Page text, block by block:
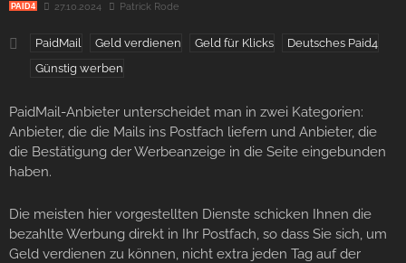
PAID4 27.10.2024 Patrick Rode
PaidMail Geld verdienen Geld für Klicks
Deutsches Paid4
Günstig werben
PaidMail-Anbieter unterscheidet man in zwei Kategorien:
Anbieter, die die Mails ins Postfach liefern und Anbieter, die
die Bestätigung der Werbeanzeige in die Seite eingebunden
haben.
Die meisten hier vorgestellten Dienste schicken Ihnen die
bezahlte Werbung direkt in Ihr Postfach, so dass Sie sich, um
Geld verdienen zu können, nicht extra jeden Tag auf der